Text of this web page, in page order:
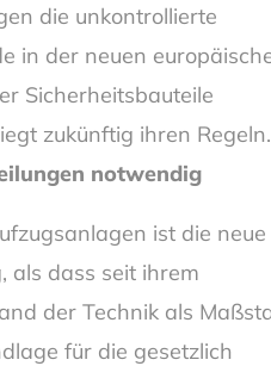
die unkontrollierte
in der neuen
Sicherheitsbauteile
zukünftig ihren Regeln.
notwendig
ist die neue
als dass seit ihrem
der Technik als
für die gesetzlich